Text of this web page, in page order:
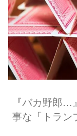
『バカ野郎…
事な「トラン